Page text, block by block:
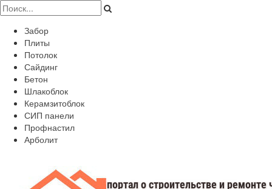
Забор
Плиты
Потолок
Сайдинг
Бетон
Шлакоблок
Керамзитоблок
СИП панели
Профнастил
Арболит